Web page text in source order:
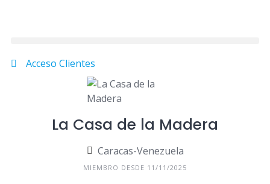
Acceso Clientes
La Casa de la Madera
Caracas-Venezuela
MIEMBRO DESDE 11/11/2025